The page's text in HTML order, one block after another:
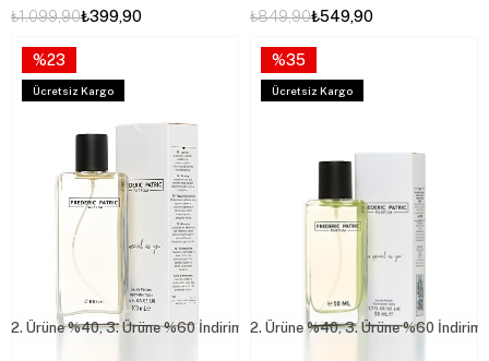
₺399,90
₺1.099,90 ₺549,90
₺849,90
2. Ürüne %40, 3. Ürüne %60 İndirim
%23
Ücretsiz Kargo
2. Ürüne %40, 3. Ürüne %60 İndirim
%35
Ücretsiz Kargo